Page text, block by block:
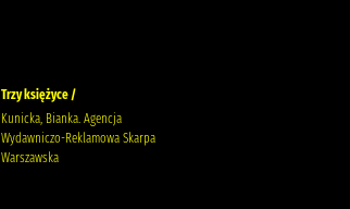
Trzy księżyce /
Kunicka, Bianka. Agencja
Wydawniczo-Reklamowa Skarpa
Warszawska